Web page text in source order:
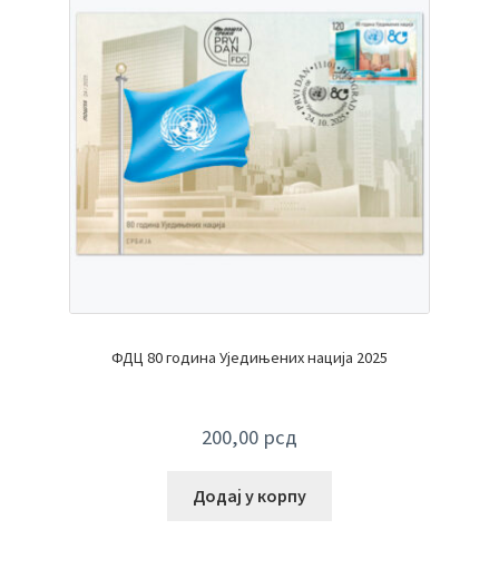
ФДЦ 80 година Уједињених нација 2025
200,00 рсд
Додај у корпу